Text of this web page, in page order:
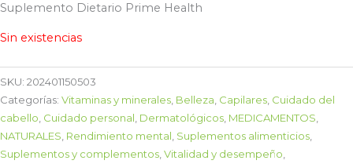
Suplemento Dietario Prime Health
Sin existencias
SKU: 202401150503
Categorías: Vitaminas y minerales Belleza Capilares Cuidado del
cabello Cuidado personal Dermatológicos MEDICAMENTOS
NATURALES Rendimiento mental Suplementos alimenticios
Suplementos y complementos Vitalidad y desempeño